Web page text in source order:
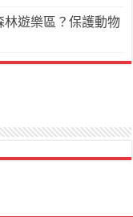
林遊樂區？保護動物